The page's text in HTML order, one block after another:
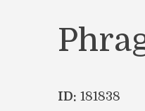
ID: 181838